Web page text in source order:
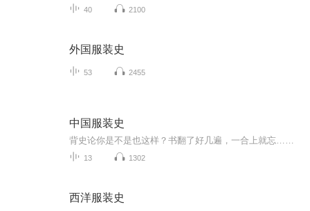
40 2100
外国服装史
53 2455
中国服装史
13 1302
西洋服装史